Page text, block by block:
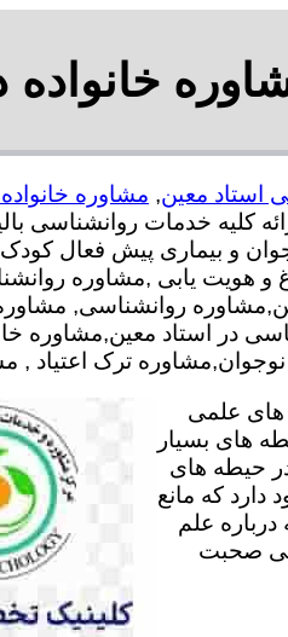
استاد معین, مشاوره
ارائه کلیه خدمات
و بیماری پیش فعال کودک
هویت یابی ,مشاوره
روانشناسی,
در استاد معین,مشاوره
ترک اعتیاد ,
های علمی
های بسیار
حیطه های
که مانع
علم
صحبت